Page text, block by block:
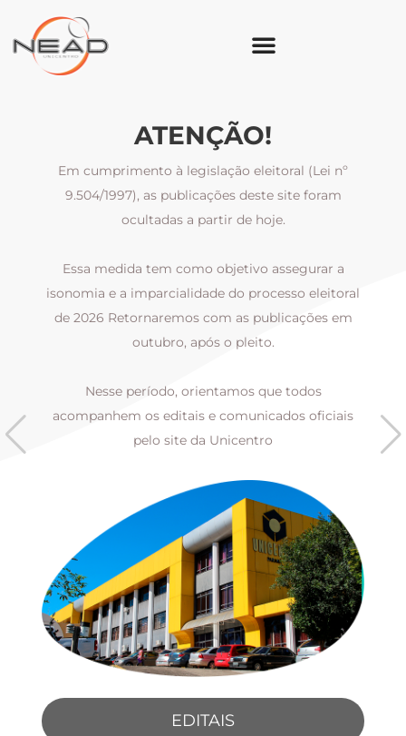
ATENÇÃO!
Em cumprimento à legislação eleitoral (Lei nº
9.504/1997), as publicações deste site foram
ocultadas a partir de hoje.
Essa medida tem como objetivo assegurar a
isonomia e a imparcialidade do processo eleitoral
de 2026 Retornaremos com as publicações em
outubro, após o pleito.
Nesse período, orientamos que todos
acompanhem os editais e comunicados oficiais
pelo site da Unicentro
EDITAIS